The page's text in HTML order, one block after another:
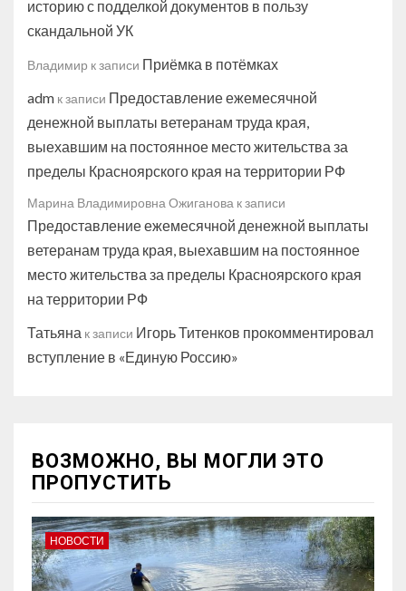
историю с подделкой документов в пользу
скандальной УК
Владимир к записи Приёмка в потёмках
adm к записи Предоставление ежемесячной
денежной выплаты ветеранам труда края,
выехавшим на постоянное место жительства за
пределы Красноярского края на территории РФ
Марина Владимировна Ожиганова к записи
Предоставление ежемесячной денежной выплаты
ветеранам труда края, выехавшим на постоянное
место жительства за пределы Красноярского края
на территории РФ
Татьяна к записи Игорь Титенков прокомментировал
вступление в «Единую Россию»
ВОЗМОЖНО, ВЫ МОГЛИ ЭТО
ПРОПУСТИТЬ
НОВОСТИ